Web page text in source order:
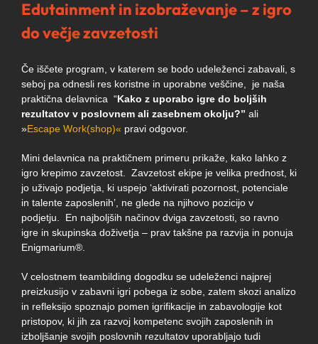
Edutainment in izobraževanje – z igro
do večje zavzetosti
Če iščete program, v katerem se bodo udeleženci zabavali, s
seboj pa odnesli res koristne in uporabne veščine, je naša
praktična delavnica “Kako z uporabo igre do boljših
rezultatov v poslovnem ali zasebnem okolju?” ali
»Escape Work(shop)« pravi odgovor.
Mini delavnica na praktičnem primeru prikaže, kako lahko z
igro krepimo zavzetost. Zavzetost ekipe je velika prednost, ki
jo uživajo podjetja, ki uspejo ‘aktivirati pozornost, potenciale
in talente zaposlenih’, ne glede na njihovo pozicijo v
podjetju. En najboljših načinov dviga zavzetosti, so ravno
igre in skupinska doživetja – prav takšne pa razvija in ponuja
Enigmarium®.
V celostnem teambilding dogodku se udeleženci najprej
preizkusijo v zabavni igri pobega iz sobe, zatem skozi analizo
in refleksijo spoznajo pomen igrifikacije in zabavologije kot
pristopov, ki jih za razvoj kompetenc svojih zaposlenih in
izboljšanje svojih poslovnih rezultatov uporabljajo tudi